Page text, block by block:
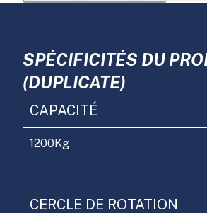
SPÉCIFICITÉS DU
(DUPLICATE)
CAPACITÉ
1200Kg
CERCLE DE ROTATION